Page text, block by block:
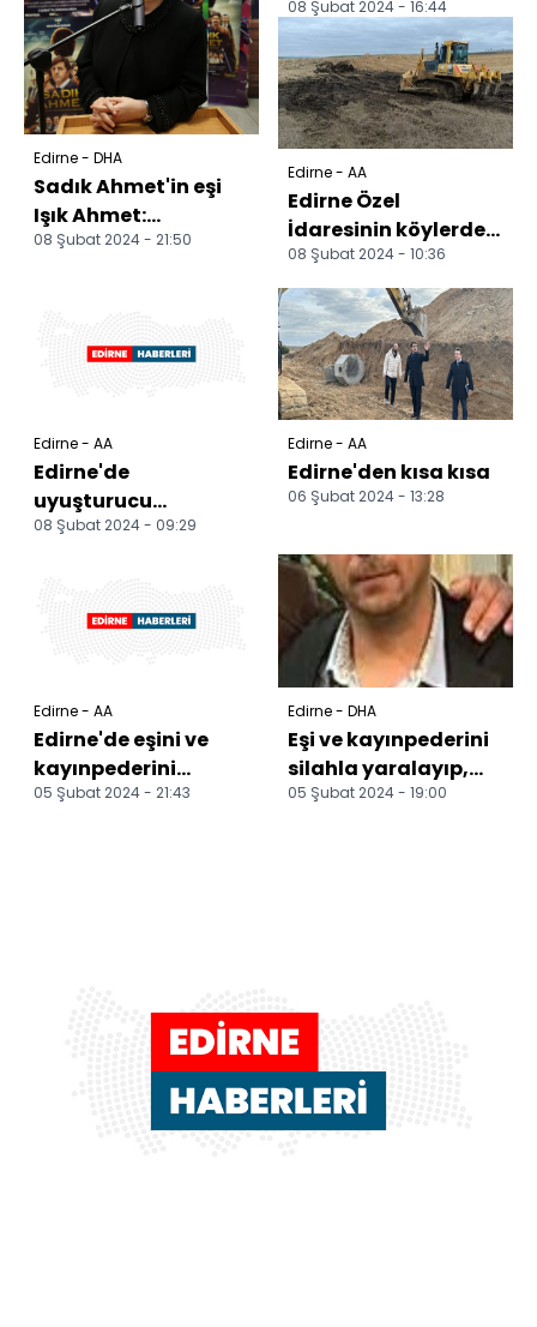
Edirne - DHA
Sadık Ahmet'in eşi
Işık Ahmet:
Hayatının beyaz
08 Şubat 2024 - 21:50
belediye başkan
adayları tanıtıldı
08 Şubat 2024 - 16:44
Edirne - AA
Edirne Özel
İdaresinin köylerdeki
yatırımları sürüyor
08 Şubat 2024 - 10:36
Edirne - AA
Edirne'de
uyuşturucu
operasyonlarında 4
08 Şubat 2024 - 09:29
Edirne - AA
Edirne'den kısa kısa
06 Şubat 2024 - 13:28
Edirne - AA
Edirne'de eşini ve
kayınpederini
silahla yaralayıp
05 Şubat 2024 - 21:43
Edirne - DHA
Eşi ve kayınpederini
silahla yaralayıp,
intihara kalkışan
05 Şubat 2024 - 19:00